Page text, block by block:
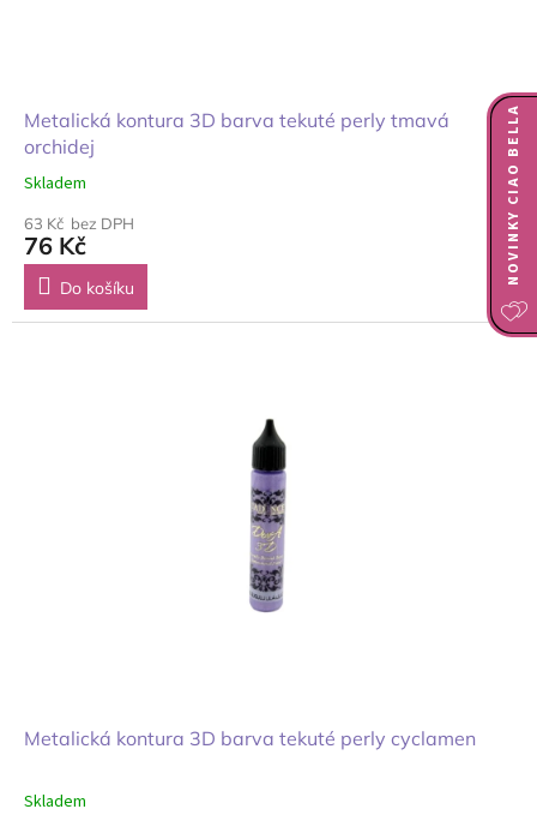
Metalická kontura 3D barva tekuté perly tmavá
orchidej
Skladem
63 Kč bez DPH
76 Kč
Do košíku
Metalická kontura 3D barva tekuté perly cyclamen
Skladem
NOVINKY CIAO BELLA